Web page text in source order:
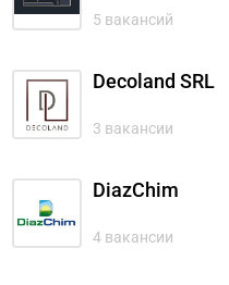
5 вакансий
Decoland SRL
3 вакансии
DiazChim
4 вакансии